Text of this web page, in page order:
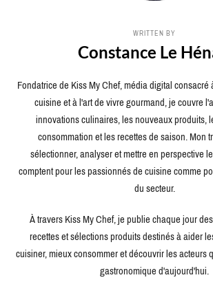
WRITTEN BY
Constance Le
Fondatrice de Kiss My Chef, média digital
cuisine et à l'art de vivre gourmand, je couvre
innovations culinaires, les nouveaux produits,
consommation et les recettes de saison. Mon
sélectionner, analyser et mettre en perspective
comptent pour les passionnés de cuisine comme
du secteur.
À travers Kiss My Chef, je publie chaque jour
recettes et sélections produits destinés à aider
cuisiner, mieux consommer et découvrir les acteurs
gastronomique d'aujourd'hui.